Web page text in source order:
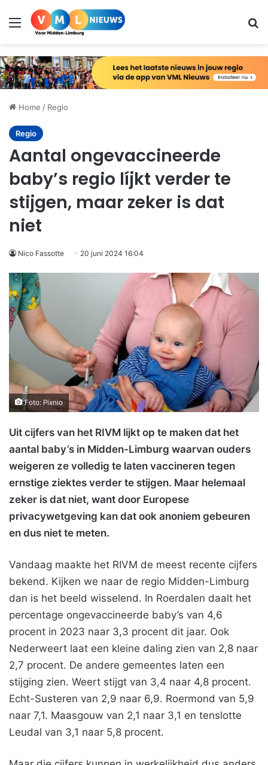
Menu
Home / Regio
Regio
Aantal ongevaccineerde
baby’s regio líjkt verder te
stijgen, maar zeker is dat
niet
Nico Fassotte 20 juni 2024 16:04
Foto: Pixnio
Uit cijfers van het RIVM lijkt op te maken dat het
aantal baby’s in Midden-Limburg waarvan ouders
weigeren ze volledig te laten vaccineren tegen
ernstige ziektes verder te stijgen. Maar helemaal
zeker is dat niet, want door Europese
privacywetgeving kan dat ook anoniem gebeuren
en dus niet te meten.
Vandaag maakte het RIVM de meest recente cijfers
bekend. Kijken we naar de regio Midden-Limburg
dan is het beeld wisselend. In Roerdalen daalt het
percentage ongevaccineerde baby’s van 4,6
procent in 2023 naar 3,3 procent dit jaar. Ook
Nederweert laat een kleine daling zien van 2,8 naar
2,7 procent. De andere gemeentes laten een
stijging zien. Weert stijgt van 3,4 naar 4,8 procent.
Echt-Susteren van 2,9 naar 6,9. Roermond van 5,9
naar 7,1. Maasgouw van 2,1 naar 3,1 en tenslotte
Leudal van 3,1 naar 5,8 procent.